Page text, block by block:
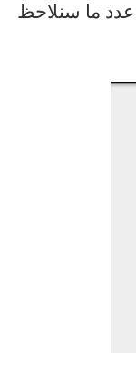
عدد ما سنلاحظ